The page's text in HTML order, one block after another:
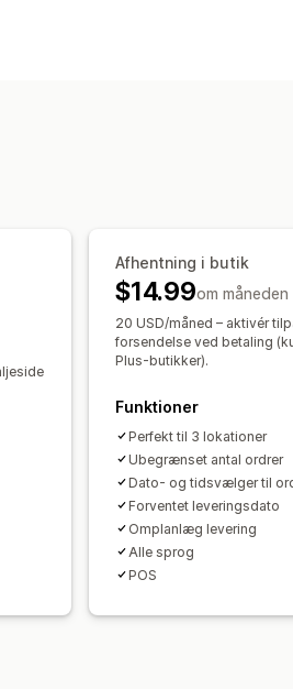
Afhentning i butik
$14.99om måneden
20 USD/måned – aktivér
forsendelse ved betaling
Plus-butikker).
Funktioner
Perfekt til 3 lokationer
Ubegrænset antal ordrer
Dato- og tidsvælger til
Forventet leveringsdato
Omplanlæg levering
Alle sprog
POS